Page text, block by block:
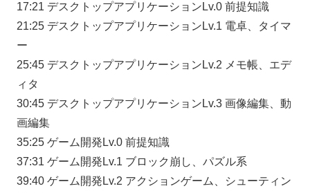
17:21 デスクトップアプリケーションLv.0 前提知識
21:25 デスクトップアプリケーションLv.1 電卓、タイマ
ー
25:45 デスクトップアプリケーションLv.2 メモ帳、エデ
ィタ
30:45 デスクトップアプリケーションLv.3 画像編集、動
画編集
35:25 ゲーム開発Lv.0 前提知識
37:31 ゲーム開発Lv.1 ブロック崩し、パズル系
39:40 ゲーム開発Lv.2 アクションゲーム、シューティン